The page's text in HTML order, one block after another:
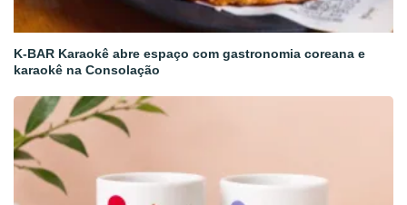
K-BAR Karaokê abre espaço com gastronomia coreana e
karaokê na Consolação